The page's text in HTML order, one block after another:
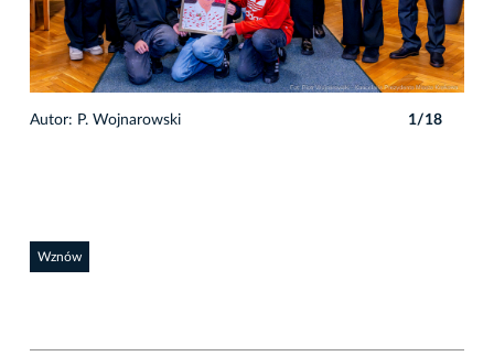
Autor: P. Wojnarowski 1/18
Wznów